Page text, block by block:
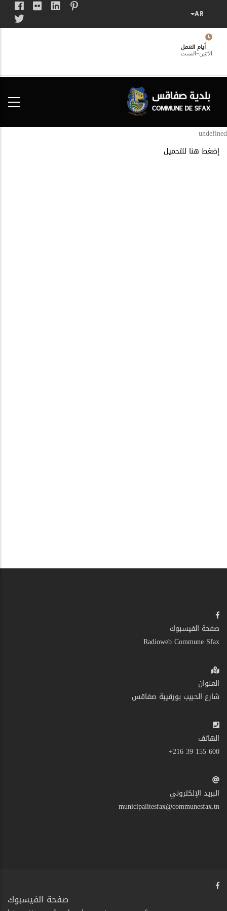
المحتوى
الرئيسيأيام العمل
الاثنين-السبت
undefined
إضغط هنا للتحميل
صفحة الفيسبوك
Radioweb Commune Sfax
العنوان
شارع الحبيب بورقيبة صفاقس
الهاتف
600 155 39 216+
البريد الإلكتروني
municipalitesfax@communesfax.tn
صفحة الفيسبوك